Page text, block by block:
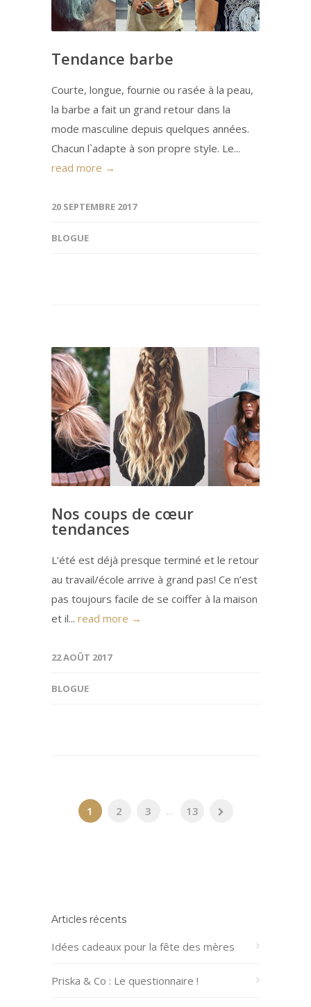
Tendance barbe
Courte, longue, fournie ou rasée à la peau,
la barbe a fait un grand retour dans la
mode masculine depuis quelques années.
Chacun l`adapte à son propre style. Le...
read more →
20 SEPTEMBRE 2017
BLOGUE
Nos coups de cœur
tendances
L’été est déjà presque terminé et le retour
au travail/école arrive à grand pas! Ce n’est
pas toujours facile de se coiffer à la maison
et il... read more →
22 AOÛT 2017
BLOGUE
1 2 3 ... 13
Articles récents
Idées cadeaux pour la fête des mères
Priska & Co : Le questionnaire !